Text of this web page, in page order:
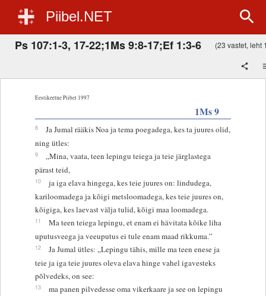
Piibel.NET
Ps 107:1-3, 17-22;1Ms 9:8-17;Ef 1:3-6 (23 vastet, leht
Eestikeelne Piibel 1997
1Ms 9
8
Ja Jumal rääkis Noa ja tema poegadega, kes ta juures olid,
ning ütles:
9
„Mina, vaata, teen lepingu teiega ja teie järglastega
pärast teid,
10
ja iga elava hingega, kes teie juures on: lindudega,
kariloomadega ja kõigi metsloomadega, kes teie juures on,
kõigiga, kes laevast välja tulid, kõigi maa loomadega.
11
Ma teen teiega lepingu, et enam ei hävitata kõike liha
uputusveega ja veeuputus ei tule enam maad rikkuma.”
12
Ja Jumal ütles: „Lepingu tähis, mille ma teen enese ja
teie ja iga teie juures oleva elava hinge vahel igavesteks
põlvedeks, on see:
13
ma panen pilvedesse oma vikerkaare ja see on lepingu